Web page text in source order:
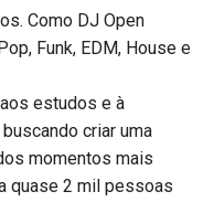
Como DJ Open
Funk, EDM, House e
estudos e à
criar uma
momentos mais
quase 2 mil pessoas